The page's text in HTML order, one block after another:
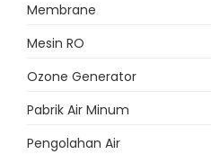
Membrane
Mesin RO
Ozone Generator
Pabrik Air Minum
Pengolahan Air